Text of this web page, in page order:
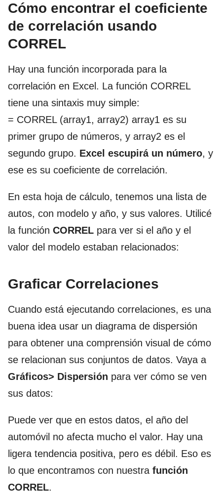
Cómo encontrar el coeficiente
de correlación usando
CORREL
Hay una función incorporada para la
correlación en Excel. La función CORREL
tiene una sintaxis muy simple:
= CORREL (array1, array2) array1 es su
primer grupo de números, y array2 es el
segundo grupo. Excel escupirá un número, y
ese es su coeficiente de correlación.
En esta hoja de cálculo, tenemos una lista de
autos, con modelo y año, y sus valores. Utilicé
la función CORREL para ver si el año y el
valor del modelo estaban relacionados:
Graficar Correlaciones
Cuando está ejecutando correlaciones, es una
buena idea usar un diagrama de dispersión
para obtener una comprensión visual de cómo
se relacionan sus conjuntos de datos. Vaya a
Gráficos> Dispersión para ver cómo se ven
sus datos:
Puede ver que en estos datos, el año del
automóvil no afecta mucho el valor. Hay una
ligera tendencia positiva, pero es débil. Eso es
lo que encontramos con nuestrafunción
CORREL.